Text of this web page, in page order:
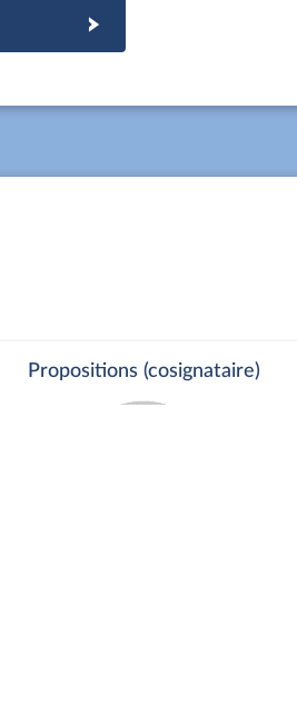
Propositions (cosignataire)